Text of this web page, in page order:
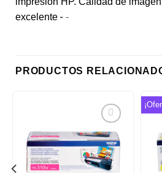
excelente
PRODUCTOS
Añadir
a la
lista de
deseos